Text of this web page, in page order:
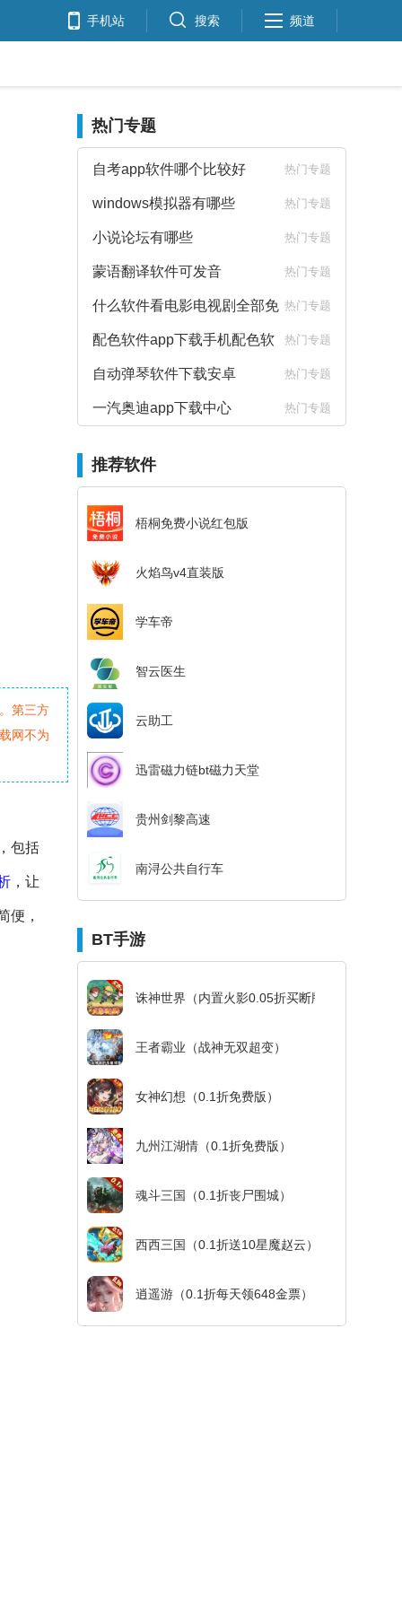
手机站 搜索 频道
第三方
网不为
包括
，让
便，
热门专题
自考app软件哪个比较好 热门专题
windows模拟器有哪些 热门专题
小说论坛有哪些 热门专题
蒙语翻译软件可发音 热门专题
什么软件看电影电视剧全部免
费
热门专题
配色软件app下载手机配色软
件下载
热门专题
自动弹琴软件下载安卓 热门专题
一汽奥迪app下载中心 热门专题
推荐软件
梧桐免费小说红包版
火焰鸟v4直装版
学车帝
智云医生
云助工
迅雷磁力链bt磁力天堂
贵州剑黎高速
南浔公共自行车
BT手游
诛神世界（内置火影0.05折买断版）
王者霸业（战神无双超变）
女神幻想（0.1折免费版）
九州江湖情（0.1折免费版）
魂斗三国（0.1折丧尸围城）
西西三国（0.1折送10星魔赵云）
逍遥游（0.1折每天领648金票）